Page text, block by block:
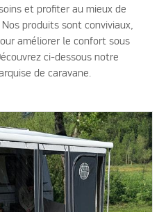
et profiter au mieux de
produits sont conviviaux,
améliorer le confort sous
ci-dessous notre
de caravane.